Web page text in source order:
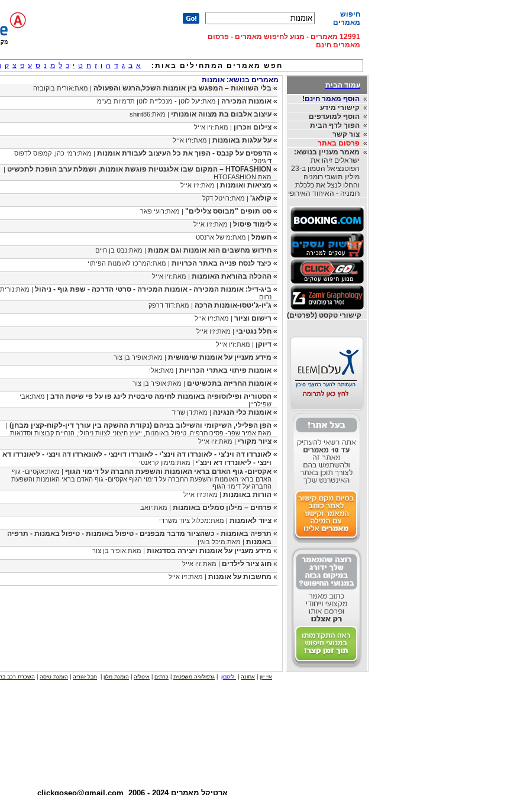
חיפוש
מאמרים
12991 מאמרים - מנוע לחיפוש מאמרים - פרסום
מאמרים חינם
חפש מאמרים המתחילים באות: א ב ג ד ה ו ז ח ט י כ ל מ נ ס ע פ צ ק
עמוד הבית
»הוסף מאמר חינם!
»קישורי מידע
»הוסף למועדפים
»הפוך לדף הבית
»צור קשר
»פרסום באתר
» מאמר מעניין בנושא:
ישראלים זיהו את
הפוטנציאל הטמון ב-23
מיליון תושבי רומניה
והחלו לנצל את כלכלת
רומניה - האיחוד האירופי
קישורי טקסט (לפרטים)
מאמרים בנושא: אומנות
» בלי השוואות – המפגש בין אומנות השכל,הרגש והפעולה | מאת:אורית בוקובזה
» אומנות המכירה | מאת:יעל לוטן - מנכל"ית לוטן תדמיות בע"מ
» עיצוב אלבום בת מצווה אומנותי | מאת:shirit86
» צילום וזכרון | מאת:זיו אייל
» על עלגות באומנות | מאת:זיו אייל
» הדפסים על קנבס - הפוך את כל העיצוב לעבודת אומנות | מאת:רמי כהן, קמפוס לדפוס
דיגיטלי
» HTOFASHION – המקום שבו אלגנטיות פוגשת אומנות, ושמלת ערב הופכת לתכשיט
|
מאת:HTOFASHION
» מציאות ואומנות | מאת:זיו אייל
» קולאג' | מאת:רויטל דקל
» סט תופים "מבוסס צלילים" | מאת:רועי פאר
» לימוד פיסול | מאת:זיו אייל
» חשמל | מאת:מישל ארנסט
» חידוש מחשבים הוא אומנות וגם אמנות | מאת:נבט בן חיים
» כיצד לנסח פנייה באתר הכרויות | מאת:המרכז לאומנות הפיתוי
» ההכלה בהוראת האומנות | מאת:זיו אייל
» ביג-דיל: אומנות המכירה - אומנות המכירה - סרטי הדרכה - שפת גוף - ניהול | מאת:נורית
נחום
» ג'יו-ג'יטסו-אומנות הרכה | מאת:דוד דרפק
» רישום וציור | מאת:זיו אייל
» חלל נגטיבי | מאת:זיו אייל
» דיוקן | מאת:זיו אייל
» מידע מעניין על אומנות שימושית | מאת:אופיר בן צור
» אומנות פיתוי באתרי הכרויות | מאת:אלי
» אומנות החריזה בתכשיטים | מאת:אופיר בן צור
» הסטוריה ופילוסופיה באומנות לחימה טיבטית לינג פו על פי שיטת הדב | מאת:אבי
שפילריין
» אומנות כלי הנגינה | מאת:דן שריד
» הפן הפלילי, השיקומי והשילוב בניהם (נקודת ההשקה בין עורך דין-לקוח-קצין מבחן) |
מאת:אמיר שפר- פסיכותרפיה, טיפול באומנות, ייעוץ חיצוני לצוות ניהולי, הנחיית קבוצות וסדנאות.
» ציור מקורי | מאת:זיו אייל
» לאונרדו דה וינ'צי - לאונרדו דה וינצ'י - לאונרדו דוינצי - לאונארדו דה וינצי - ליאונרדו דא
וינצי - ליאונרדו דא וינצ'י | מאת:מימון קראנטי
» אקסיום- גוף האדם בראי האומנות והשפעת החברה על דימוי הגוף | מאת:אקסיום- גוף
האדם בראי האומנות והשפעת החברה על דימוי הגוף אקסיום- גוף האדם בראי האומנות והשפעת
החברה על דימוי הגוף
» הורות באומנות | מאת:זיו אייל
» פרחים – מילון סמלים באומנות | מאת:יואב
» ציוד לאומנות | מאת:מכלול ציוד משרדי
» תרפיה באומנות - כשהציור מדבר מבפנים - טיפול באומנות - טיפול באמנות - תרפיה
באמנות | מאת:מיכל בוגין
» מידע מעניין על אומנות ויצירה בסדנאות | מאת:אופיר בן צור
» חוג ציור לילדים | מאת:זיו אייל
» מחשבות על אומנות | מאת:זיו אייל
איי יוון אתונה ליסבון גרפולוגיה משפטית כרתים איטליה הזמנת מלון חבל זגוריה הזמנת טיסה השכרת רכב
ארטיקל מאמרים 2024 - 2006
clickgoseo@gmail.com